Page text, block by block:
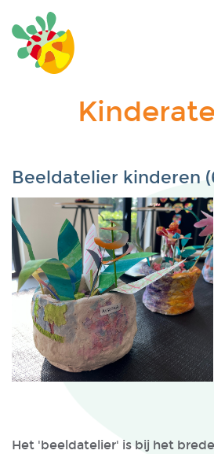
Beeldatelier kinderen
Het 'beeldatelier' is bij het